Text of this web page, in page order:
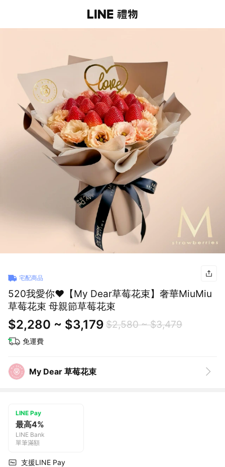
宅配商品
520我愛你❤️【My Dear草莓花束】奢華MiuMiu
草莓花束 母親節草莓花束
$2,280 ~ $3,179 $2,580 ~ $3,479
免運費
My Dear 草莓花束
LINE Pay
最高4%
LINE Bank
單筆滿額
支援LINE Pay